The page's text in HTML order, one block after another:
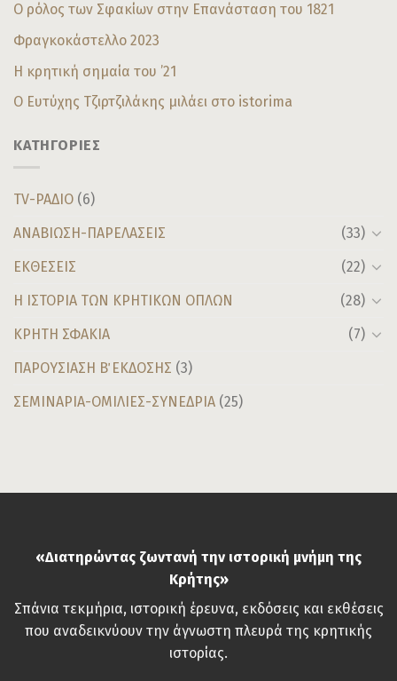
Ο ρόλος των Σφακίων στην Επανάσταση του 1821
Φραγκοκάστελλο 2023
Η κρητική σημαία του ’21
Ο Ευτύχης Τζιρτζιλάκης μιλάει στο istorima
ΚΑΤΗΓΟΡΙΕΣ
TV-ΡΑΔΙΟ (6)
ΑΝΑΒΙΩΣΗ-ΠΑΡΕΛΑΣΕΙΣ
(33)
ΕΚΘΕΣΕΙΣ
(22)
Η ΙΣΤΟΡΙΑ ΤΩΝ ΚΡΗΤΙΚΩΝ ΟΠΛΩΝ
(28)
ΚΡΗΤΗ ΣΦΑΚΙΑ
(7)
ΠΑΡΟΥΣΙΑΣΗ Β΄ ΕΚΔΟΣΗΣ (3)
ΣΕΜΙΝΑΡΙΑ-ΟΜΙΛΙΕΣ-ΣΥΝΕΔΡΙΑ (25)
«Διατηρώντας ζωντανή την ιστορική μνήμη της
Κρήτης»
Σπάνια τεκμήρια, ιστορική έρευνα, εκδόσεις και εκθέσεις
που αναδεικνύουν την άγνωστη πλευρά της κρητικής
ιστορίας.